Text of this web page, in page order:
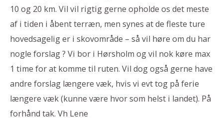
10 og 20 km. Vil vil rigtig gerne opholde os det meste
af i tiden i åbent terræn, men synes at de fleste ture
hovedsagelig er i skovområde – så vil høre om du har
nogle forslag ? Vi bor i Hørsholm og vil nok køre max
1 time for at komme til ruten. Vil dog også gerne have
andre forslag længere væk, hvis vi evt tog på ferie
længere væk (kunne være hvor som helst i landet). På
forhånd tak. Vh Lene